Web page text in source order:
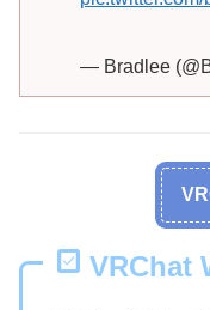
— Bradlee
VRChat